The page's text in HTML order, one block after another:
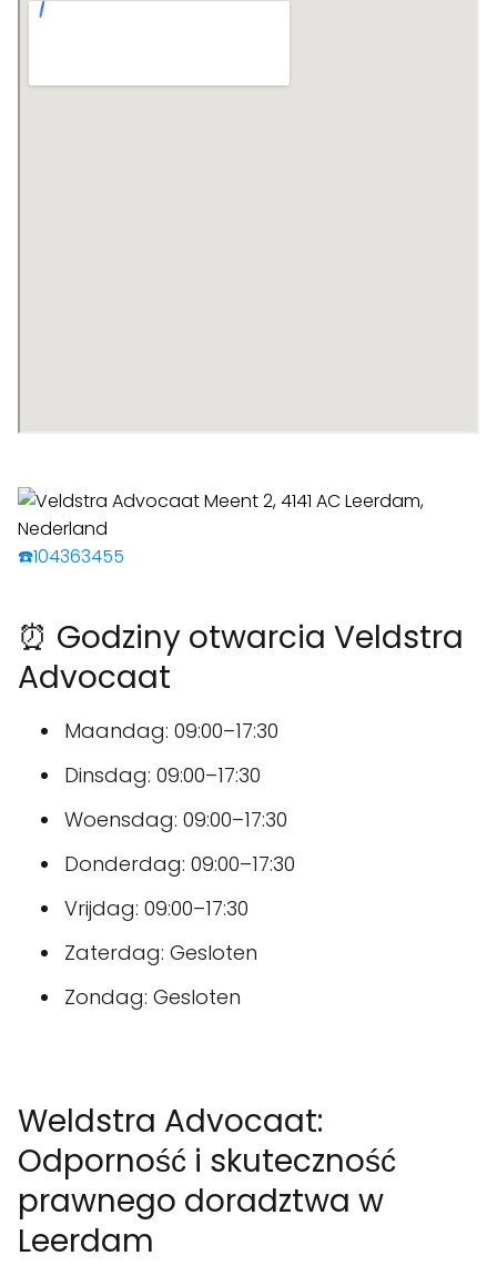
☎️104363455
⏰ Godziny otwarcia Veldstra
Advocaat
Maandag: 09:00–17:30
Dinsdag: 09:00–17:30
Woensdag: 09:00–17:30
Donderdag: 09:00–17:30
Vrijdag: 09:00–17:30
Zaterdag: Gesloten
Zondag: Gesloten
Weldstra Advocaat:
Odporność i skuteczność
prawnego doradztwa w
Leerdam